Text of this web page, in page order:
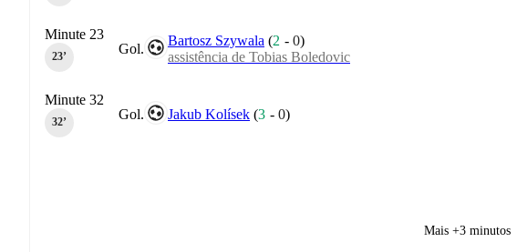
Gol.
Bartosz Szywala (2 -0)
assistência de Tobias Boledovic
Minute 23
23‎’‎
Gol. Jakub Kolísek (3 -0)
Minute 32
32‎’‎
Mais +3 minutos